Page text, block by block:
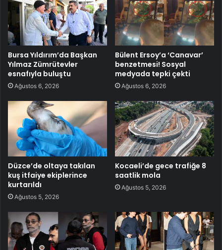
Bursa Yıldırım’da Başkan
Yılmaz Zümrütevler
esnafıyla buluştu
Ağustos 6, 2026
Bülent Ersoy’a ‘Canavar’
benzetmesi! Sosyal
medyada tepki çekti
Ağustos 6, 2026
Düzce’de oltaya takılan
kuş itfaiye ekiplerince
kurtarıldı
Ağustos 5, 2026
Kocaeli’de gece trafiğe 8
saatlik mola
Ağustos 5, 2026